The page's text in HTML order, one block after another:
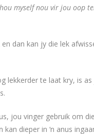
myself nou vir jou oop
dan kan jy die lek
lekkerder te laat kry, is
jou vinger gebruik om
kan dieper in ‘n anus